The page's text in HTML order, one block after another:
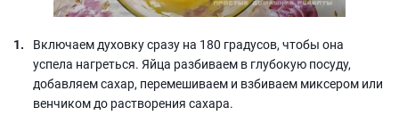
Включаем духовку сразу на 180 градусов, чтобы она
успела нагреться. Яйца разбиваем в глубокую посуду,
добавляем сахар, перемешиваем и взбиваем миксером или
венчиком до растворения сахара.